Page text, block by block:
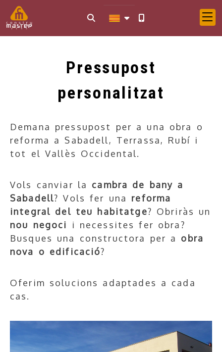
Pressupost
personalitzat
Demana pressupost per a una obra o
reforma a Sabadell, Terrassa, Rubí i
tot el Vallès Occidental.
Vols canviar la cambra de bany a
Sabadell? Vols fer una reforma
integral del teu habitatge? Obriràs un
nou negoci
i necessites fer obra?
Busques una constructora per a obra
nova o edificació?
Oferim solucions adaptades a cada
cas.